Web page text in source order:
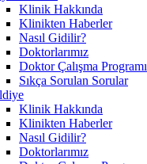
Klinik Hakkında
Klinikten Haberler
Nasıl Gidilir?
Doktorlarımız
Doktor Çalışma Programı
Sıkça Sorulan Sorular
Klinik Hakkında
Klinikten Haberler
Nasıl Gidilir?
Doktorlarımız